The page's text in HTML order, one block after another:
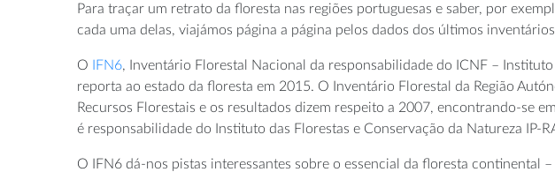
Para traçar um retrato da floresta nas regiões portuguesas e saber, por
cada uma delas, viajámos página a página pelos dados dos últimos
O IFN6, Inventário Florestal Nacional da responsabilidade do ICNF –
reporta ao estado da floresta em 2015. O Inventário Florestal da Região
Recursos Florestais e os resultados dizem respeito a 2007, encontrando-se
é responsabilidade do Instituto das Florestas e Conservação da Natureza IP-
O IFN6 dá-nos pistas interessantes sobre o essencial da floresta continental